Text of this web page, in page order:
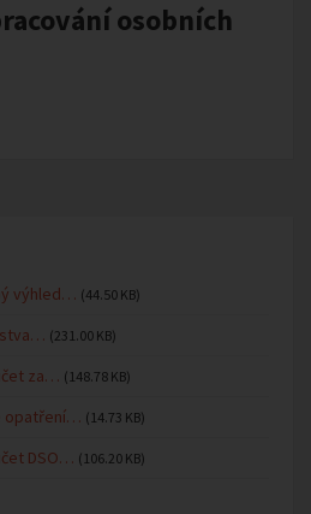
osobních
výhled… (44.50 KB)
(231.00 KB)
za… (148.78 KB)
opatření… (14.73 KB)
DSO… (106.20 KB)